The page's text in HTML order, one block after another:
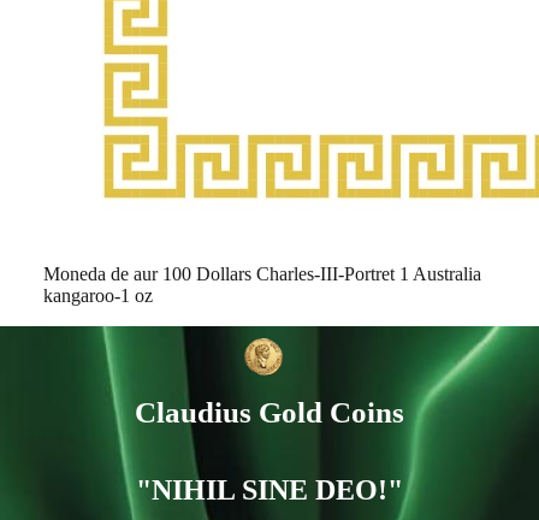
Moneda de aur 100 Dollars Charles-III-Portret 1 Australia
kangaroo-1 oz
Claudius Gold Coins
"NIHIL SINE DEO!"